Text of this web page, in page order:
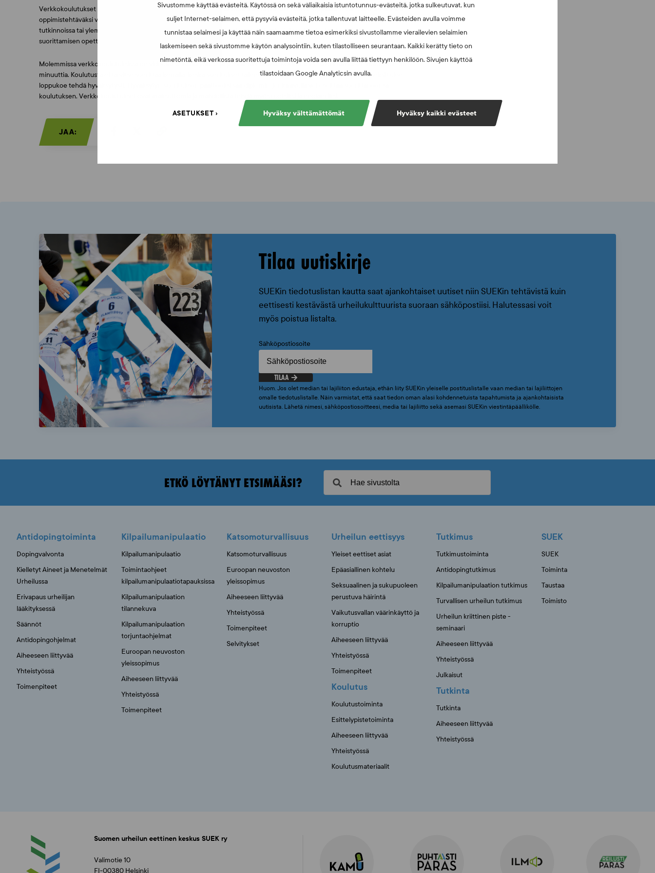
Sivustomme käyttää evästeitä. Käytössä on sekä väliaikaisia istuntotunnus-evästeitä, jotka sulkeutuvat, kun
suljet Internet-selaimen, että pysyviä evästeitä, jotka tallentuvat laitteelle. Evästeiden avulla voimme
tunnistaa selaimesi ja käyttää näin saamaamme tietoa esimerkiksi sivustollamme vierailevien selaimien
laskemiseen sekä sivustomme käytön analysointiin, kuten tilastolliseen seurantaan. Kaikki kerätty tieto on
nimetöntä, eikä verkossa suoritettuja toimintoja voida sen avulla liittää tiettyyn henkilöön. Sivujen käyttöä
tilastoidaan Google Analyticsin avulla.
Hyväksy kaikki evästeet
Hyväksy välttämättömät
ASETUKSET
Verkkokoulutukset sopivat hyvin oppitunnin mittaiseksi kokonaisuudeksi erityisesti nuorten oppilaiden kanssa. Itsenäiseksi
oppimistehtäväksi verkkokoulutukset sopivat esimerkiksi toiseen asteen urheiluoppilaitoksissa, liikunta-alan ammatillisissa
tutkinnoissa tai ylemmissä tutkinnoissa. Koulutuksen suorittamisesta saa diplomin, jolla voi todentaa koulutuksen
suorittamisen opettajalle.
Molemmissa verkkokoulutuksissa on videoita sekä harjoitus- ja pohdintatehtäviä. Koulutuksen suorittamiseen kuluu noin 35
minuuttia. Koulutusta ei tarvitse suorittaa kerralla, koska suoritukset tallentuvat järjestelmään. Kurssin suorittamiseksi tulee
loppukoe tehdä hyväksytysti. Hyväksytyn suorituksen päätteeksi saa diplomin, jonka avulla voi osoittaa suorittaneensa
koulutuksen. Verkkokoulutukset ovat maksuttomia ja mahdollista tehdä myös ruotsiksi ja englanniksi.
JAA:
Tilaa uutiskirje
SUEKin tiedotuslistan kautta saat ajankohtaiset uutiset niin SUEKin tehtävistä kuin
eettisesti kestävästä urheilukulttuurista suoraan sähköpostiisi. Halutessasi voit
myös poistua listalta.
Sähköpostiosoite
TILAA
Huom. Jos olet median tai lajiliiton edustaja, ethän liity SUEKin yleiselle postituslistalle vaan median tai lajiliittojen
omalle tiedotuslistalle. Näin varmistat, että saat tiedon oman alasi kohdennetuista tapahtumista ja ajankohtaisista
uutisista. Lähetä nimesi, sähköpostiosoitteesi, media tai lajiliitto sekä asemasi SUEKin viestintäpäällikölle.
ETKÖ LÖYTÄNYT ETSIMÄÄSI?
Antidopingtoiminta
Dopingvalvonta
Kielletyt Aineet ja Menetelmät
Urheilussa
Erivapaus urheilijan
lääkityksessä
Säännöt
Antidopingohjelmat
Aiheeseen liittyvää
Yhteistyössä
Toimenpiteet
Kilpailumanipulaatio
Kilpailumanipulaatio
Toimintaohjeet
kilpailumanipulaatiotapauksissa
Kilpailumanipulaation
tilannekuva
Kilpailumanipulaation
torjuntaohjelmat
Euroopan neuvoston
yleissopimus
Aiheeseen liittyvää
Yhteistyössä
Toimenpiteet
Katsomoturvallisuus
Katsomoturvallisuus
Euroopan neuvoston
yleissopimus
Aiheeseen liittyvää
Yhteistyössä
Toimenpiteet
Selvitykset
Urheilun eettisyys
Yleiset eettiset asiat
Epäasiallinen kohtelu
Seksuaalinen ja sukupuoleen
perustuva häirintä
Vaikutusvallan väärinkäyttö ja
korruptio
Aiheeseen liittyvää
Yhteistyössä
Toimenpiteet
Koulutus
Koulutustoiminta
Esittelypistetoiminta
Aiheeseen liittyvää
Yhteistyössä
Koulutusmateriaalit
Tutkimus
Tutkimustoiminta
Antidopingtutkimus
Kilpailumanipulaation tutkimus
Turvallisen urheilun tutkimus
Urheilun kriittinen piste -
seminaari
Aiheeseen liittyvää
Yhteistyössä
Julkaisut
Tutkinta
Tutkinta
Aiheeseen liittyvää
Yhteistyössä
SUEK
SUEK
Toiminta
Taustaa
Toimisto
Suomen urheilun eettinen keskus SUEK ry
Valimotie 10
FI-00380 Helsinki